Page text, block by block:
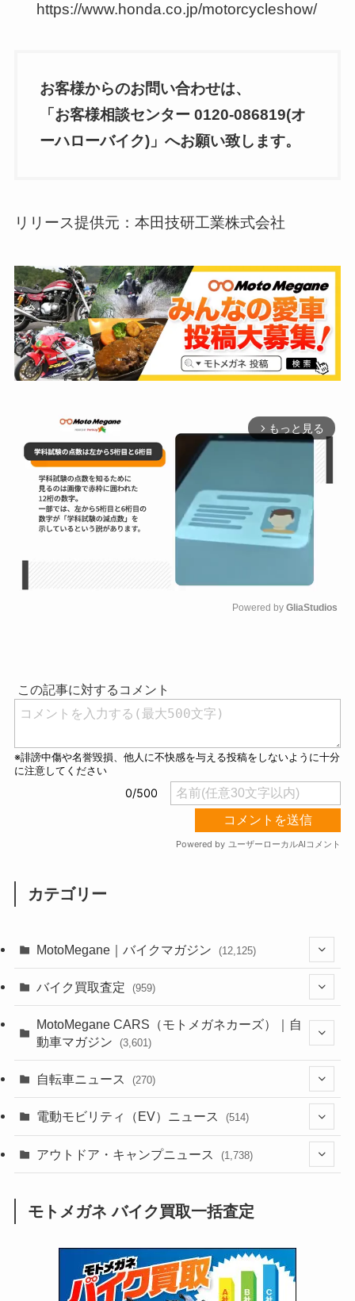
https://www.honda.co.jp/motorcycleshow/
お客様からのお問い合わせは、
「お客様相談センター 0120-086819(オ
ーハローバイク)」へお願い致します。
リリース提供元：本田技研工業株式会社
arrow_forward_ios もっと見る
Powered by GliaStudios
カテゴリー
MotoMegane｜バイクマガジン (12,125)
(44)
(637)
(118)
(60)
(31)
(51)
(34)
(252)
(38)
(24)
(16)
(25)
(249)
(64)
(16)
(62)
(306)
(6,953)
(2,473)
(249)
(1,226)
(12)
(131)
(167)
(66)
(16)
(141)
(1,139)
(166)
(23)
(415)
バイク買取査定 (959)
(352)
MotoMegane CARS（モトメガネカーズ）｜自
動車マガジン
(3,601)
(185)
(137)
(72)
(2,742)
(126)
(170)
自転車ニュース (270)
(54)
(211)
電動モビリティ（EV）ニュース (514)
(132)
(171)
(118)
(27)
アウトドア・キャンプニュース (1,738)
(1,605)
(147)
モトメガネ バイク買取一括査定